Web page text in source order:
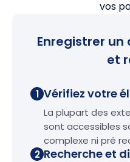
vos
Enregistrer un
et
1 Vérifiez votre
La plupart des
sont accessibles
complexe ni pré
2 Recherche et